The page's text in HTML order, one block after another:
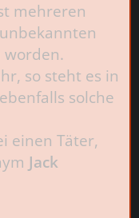
mehreren
worden.
so steht es in
solche
einen Täter,
Jack